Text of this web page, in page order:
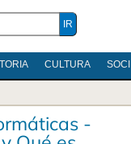
CULTURA
-